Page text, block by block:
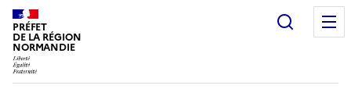
PRÉFET
DE LA RÉGION
NORMANDIE